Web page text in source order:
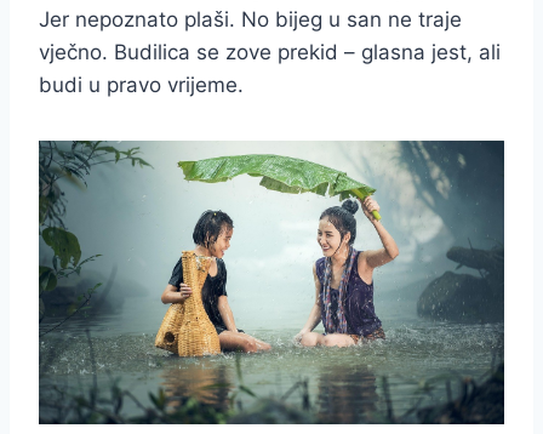
Jer nepoznato plaši. No bijeg u san ne traje
vječno. Budilica se zove prekid – glasna jest, ali
budi u pravo vrijeme.